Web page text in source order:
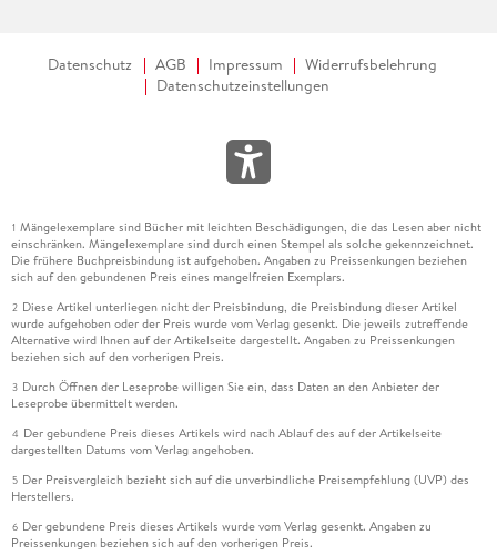
Datenschutz AGB Impressum
Widerrufsbelehrung
Datenschutzeinstellungen
1 Mängelexemplare sind Bücher mit leichten Beschädigungen, die das Lesen aber nicht
einschränken. Mängelexemplare sind durch einen Stempel als solche gekennzeichnet.
Die frühere Buchpreisbindung ist aufgehoben. Angaben zu Preissenkungen beziehen
sich auf den gebundenen Preis eines mangelfreien Exemplars.
2 Diese Artikel unterliegen nicht der Preisbindung, die Preisbindung dieser Artikel
wurde aufgehoben oder der Preis wurde vom Verlag gesenkt. Die jeweils zutreffende
Alternative wird Ihnen auf der Artikelseite dargestellt. Angaben zu Preissenkungen
beziehen sich auf den vorherigen Preis.
3 Durch Öffnen der Leseprobe willigen Sie ein, dass Daten an den Anbieter der
Leseprobe übermittelt werden.
4 Der gebundene Preis dieses Artikels wird nach Ablauf des auf der Artikelseite
dargestellten Datums vom Verlag angehoben.
5 Der Preisvergleich bezieht sich auf die unverbindliche Preisempfehlung (UVP) des
Herstellers.
6 Der gebundene Preis dieses Artikels wurde vom Verlag gesenkt. Angaben zu
Preissenkungen beziehen sich auf den vorherigen Preis.